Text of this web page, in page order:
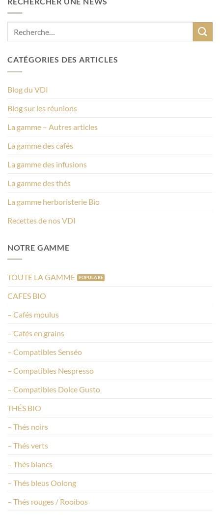
CATÉGORIES DES ARTICLES
Blog du VDI
Blog sur les réunions
La gamme – Autres articles
La gamme des cafés
La gamme des infusions
La gamme des thés
La gamme herboristerie Bio
Recettes de nos VDI
NOTRE GAMME
TOUTE LA GAMME
CAFES BIO
– Cafés moulus
– Cafés en grains
– Compatibles Senséo
– Compatibles Nespresso
– Compatibles Dolce Gusto
THÉS BIO
– Thés noirs
– Thés verts
– Thés blancs
– Thés bleus Oolong
– Thés rouges / Rooibos